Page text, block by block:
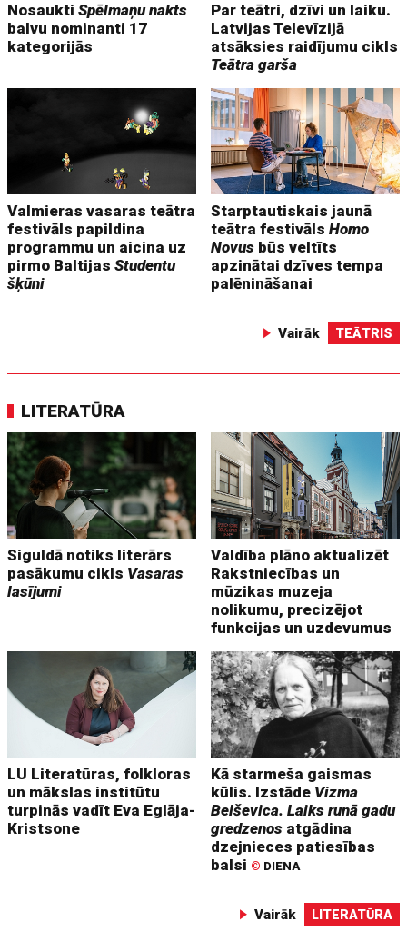
NosauktiSpēlmaņu nakts
balvu nominanti 17
kategorijās
Par teātri, dzīvi un laiku.
Latvijas Televīzijā
atsāksies raidījumu cikls
Teātra garša
Valmieras vasaras teātra
festivāls papildina
programmu un aicina uz
pirmo BaltijasStudentu
šķūni
Starptautiskais jaunā
teātra festivālsHomo
Novus būs veltīts
apzinātai dzīves tempa
palēnināšanai
Vairāk TEĀTRIS
LITERATŪRA
Siguldā notiks literārs
pasākumu cikls Vasaras
lasījumi
Valdība plāno aktualizēt
Rakstniecības un
mūzikas muzeja
nolikumu, precizējot
funkcijas un uzdevumus
LU Literatūras, folkloras
un mākslas institūtu
turpinās vadīt Eva Eglāja-
Kristsone
Kā starmeša gaismas
kūlis. Izstāde Vizma
Belševica. Laiks runā gadu
gredzenos atgādina
dzejnieces patiesības
balsi © DIENA
Vairāk LITERATŪRA